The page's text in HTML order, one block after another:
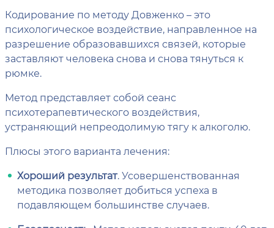
Кодирование по методу Довженко – это
психологическое воздействие, направленное на
разрешение образовавшихся связей, которые
заставляют человека снова и снова тянуться к
рюмке.
Метод представляет собой сеанс
психотерапевтического воздействия,
устраняющий непреодолимую тягу к алкоголю.
Плюсы этого варианта лечения:
Хороший результат. Усовершенствованная
методика позволяет добиться успеха в
подавляющем большинстве случаев.